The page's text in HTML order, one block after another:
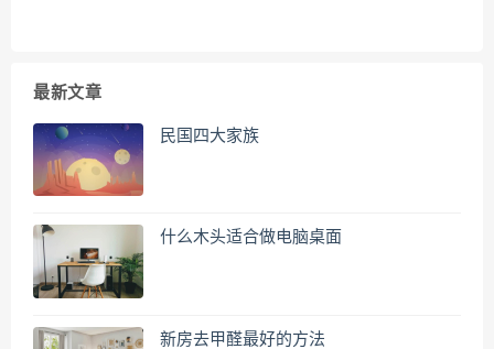
最新文章
民国四大家族
什么木头适合做电脑桌面
新房去甲醛最好的方法